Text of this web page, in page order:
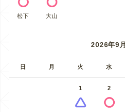
松下 大山
2026年9月
日 月 火 水
1 2